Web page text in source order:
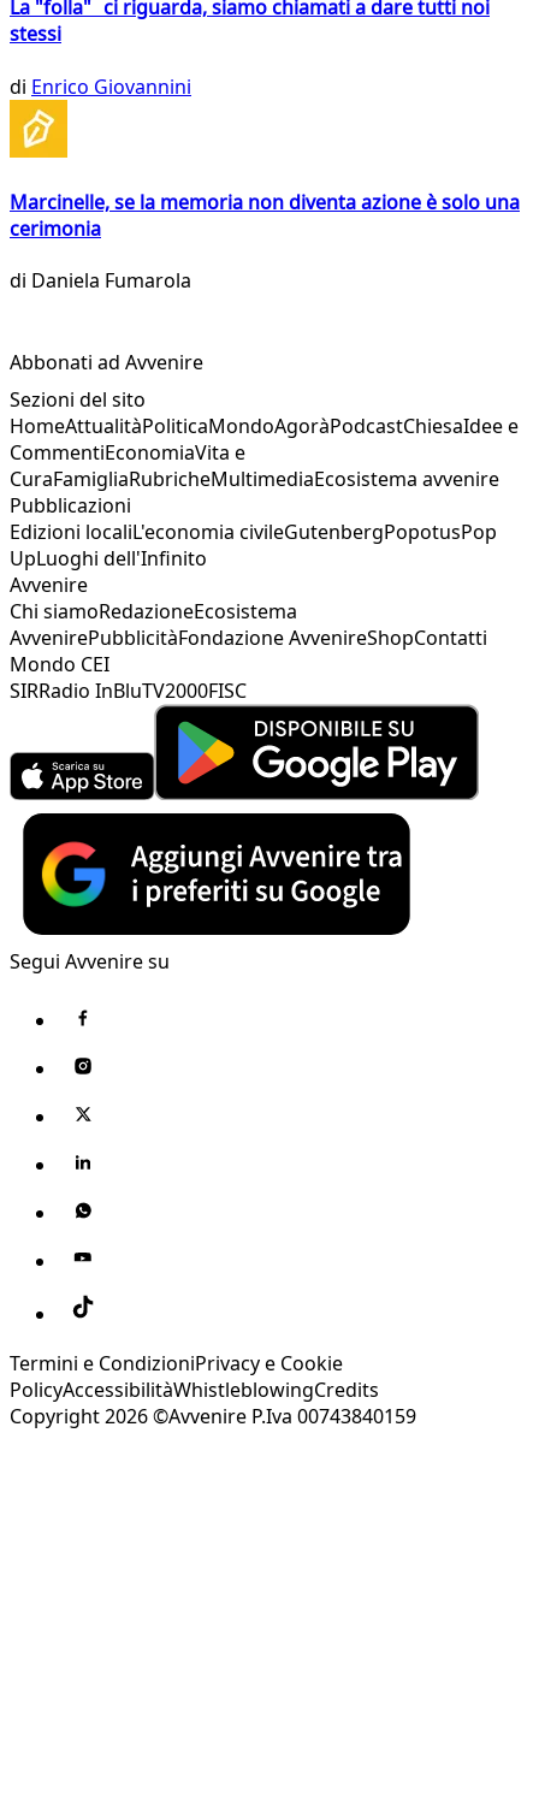
La "folla" ci riguarda, siamo chiamati a dare tutti noi
stessi
di Enrico Giovannini
Marcinelle, se la memoria non diventa azione è solo una
cerimonia
di Daniela Fumarola
Abbonati ad Avvenire
Sezioni del sito
HomeAttualitàPoliticaMondoAgoràPodcastChiesaIdee e
CommentiEconomiaVita e
CuraFamigliaRubricheMultimediaEcosistema avvenire
Pubblicazioni
Edizioni localiL'economia civileGutenbergPopotusPop
UpLuoghi dell'Infinito
Avvenire
Chi siamoRedazioneEcosistema
AvvenirePubblicitàFondazione AvvenireShopContatti
Mondo CEI
SIRRadio InBluTV2000FISC
Segui Avvenire su
Termini e CondizioniPrivacy e Cookie
PolicyAccessibilitàWhistleblowingCredits
Copyright 2026 ©Avvenire P.Iva 00743840159